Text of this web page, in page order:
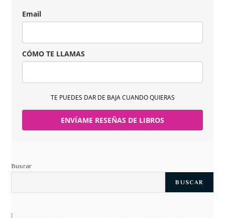
Email
CÓMO TE LLAMAS
TE PUEDES DAR DE BAJA CUANDO QUIERAS
ENVÍAME RESEÑAS DE LIBROS
Buscar
BUSCAR